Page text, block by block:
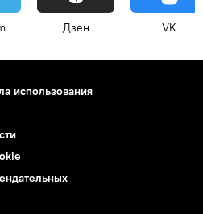
Дзен VK
использования